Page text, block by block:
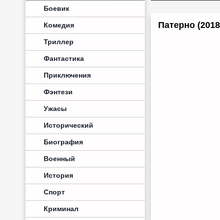
Боевик
Комедия
Триллер
Фантастика
Приключения
Фэнтези
Ужасы
Исторический
Биография
Военный
История
Спорт
Криминал
Патерно